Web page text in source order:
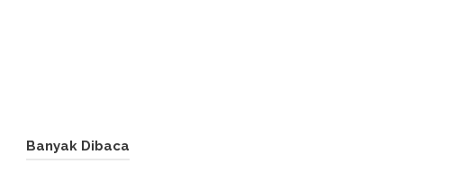
Banyak Dibaca